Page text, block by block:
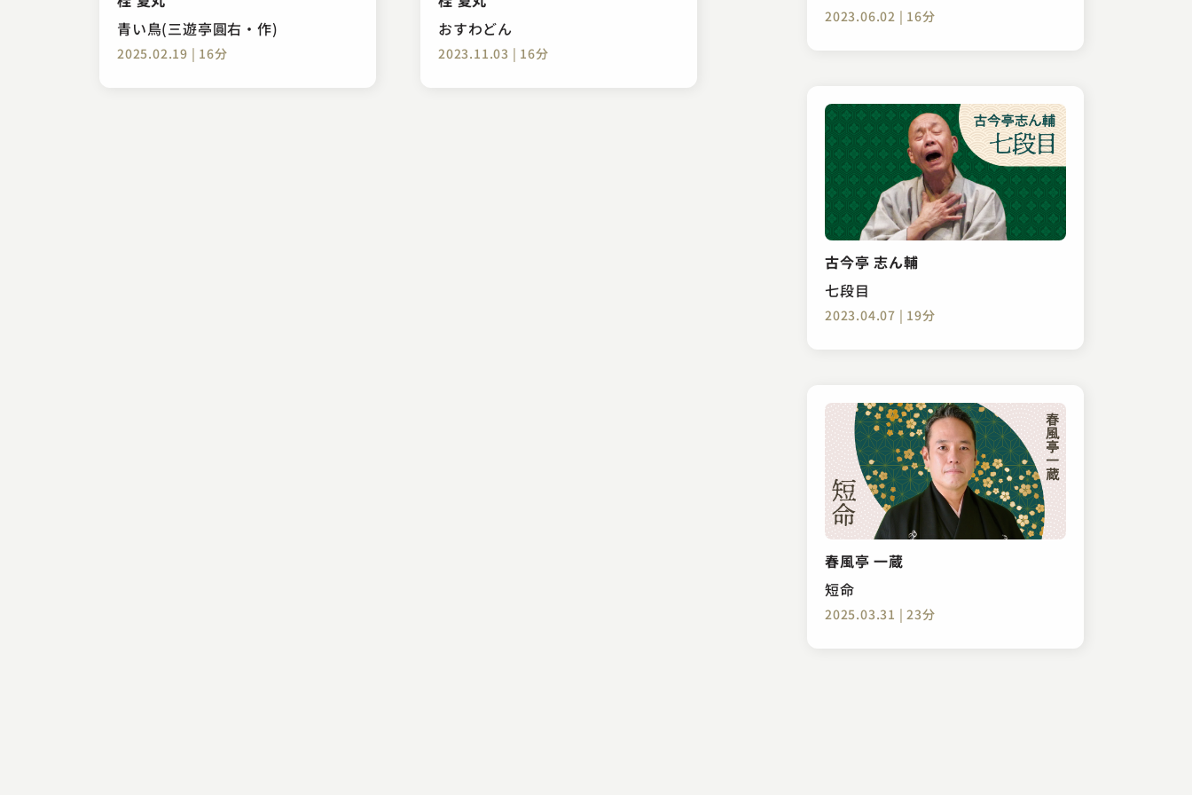
青い鳥(三遊亭圓右・作)
2025.02.19 | 16分
おすわどん
2023.11.03 | 16分
2023.06.02 | 16分
古今亭 志ん輔
七段目
2023.04.07 | 19分
春風亭 一蔵
短命
2025.03.31 | 23分